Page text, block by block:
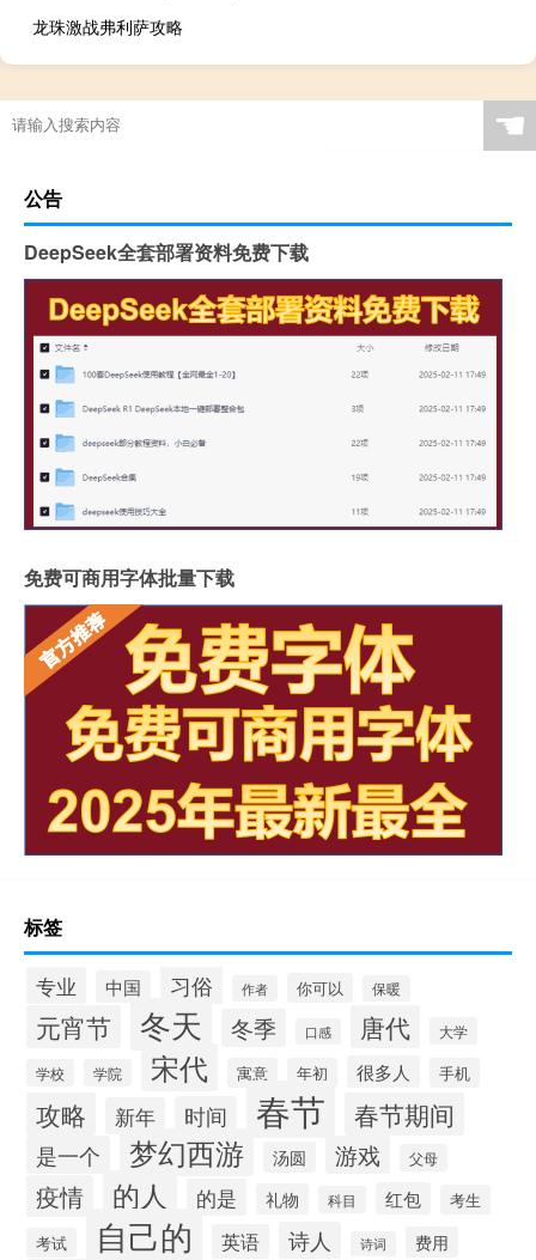
龙珠激战弗利萨攻略
☚
公告
DeepSeek全套部署资料免费下载
免费可商用字体批量下载
标签
专业 中国 习俗 作者 你可以 保暖
元宵节 冬天 冬季 口感 唐代 大学
学校 学院 宋代 寓意 年初 很多人 手机
攻略 新年 时间 春节 春节期间
是一个 梦幻西游 汤圆 游戏 父母
疫情 的人 的是 礼物 科目 红包
考生
考试
自己的 英语 诗人 诗词 费用